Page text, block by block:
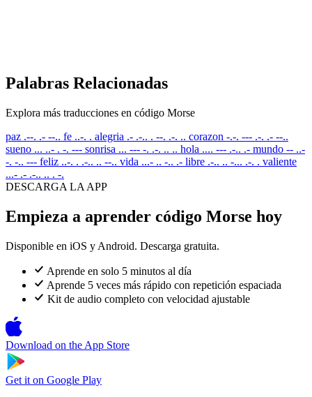
Palabras Relacionadas
Explora más traducciones en código Morse
paz .--. .- --.. fe ..-. . alegria .- .-.. . --. .-. .. corazon -.-. --- .-. .- --..
sueno ... ..- . -. --- sonrisa ... --- -. .-. .. .. hola .... --- .-.. .- mundo -- ..-
-. -.. --- feliz ..-. . .-.. .. --.. vida ...- .. -.. .- libre .-.. .. -... .-. . valiente
...- .- .-.. .. . -.
DESCARGA LA APP
Empieza a aprender código Morse hoy
Disponible en iOS y Android. Descarga gratuita.
Aprende en solo 5 minutos al día
Aprende 5 veces más rápido con repetición espaciada
Kit de audio completo con velocidad ajustable
Download on the App Store
Get it on Google Play